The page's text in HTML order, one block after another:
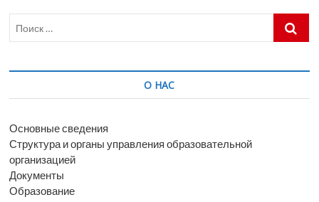
Поиск
О НАС
Основные сведения
Структура и органы управления образовательной
организацией
Документы
Образование